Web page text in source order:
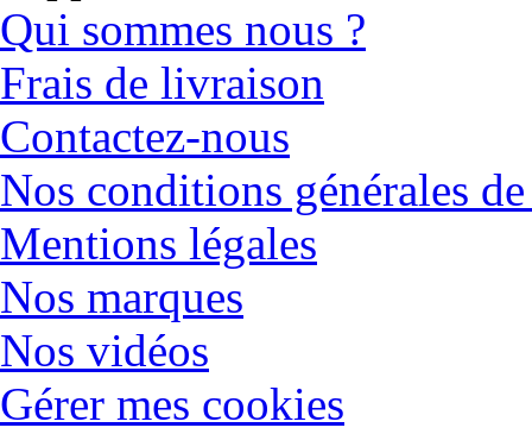
Qui sommes nous ?
Frais de livraison
Contactez-nous
Nos conditions générales
Mentions légales
Nos marques
Nos vidéos
Gérer mes cookies